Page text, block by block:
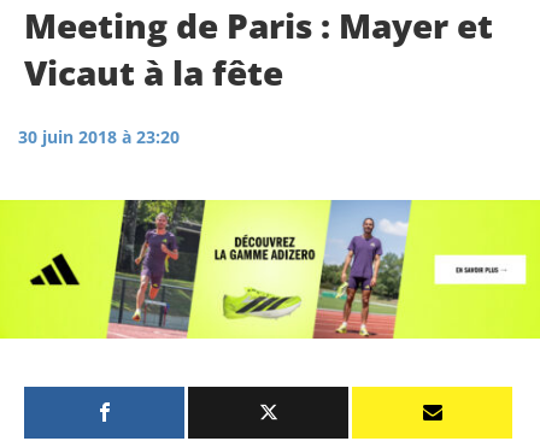
Meeting de Paris : Mayer et
Vicaut à la fête
30 juin 2018 à 23:20